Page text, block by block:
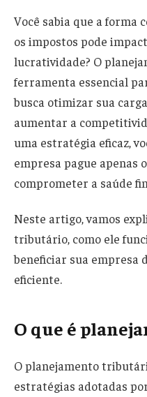
Você sabia que a forma
os impostos pode
lucratividade? O
ferramenta essencial
busca otimizar sua
aumentar a
uma estratégia eficaz,
empresa pague apenas
comprometer a saúde
Neste artigo, vamos
tributário, como ele
beneficiar sua empresa
eficiente.
O que é
O planejamento
estratégias adotadas